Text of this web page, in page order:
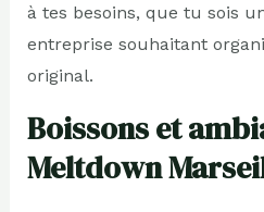
à tes besoins, que tu sois
entreprise souhaitant
original.
Boissons et
Meltdown